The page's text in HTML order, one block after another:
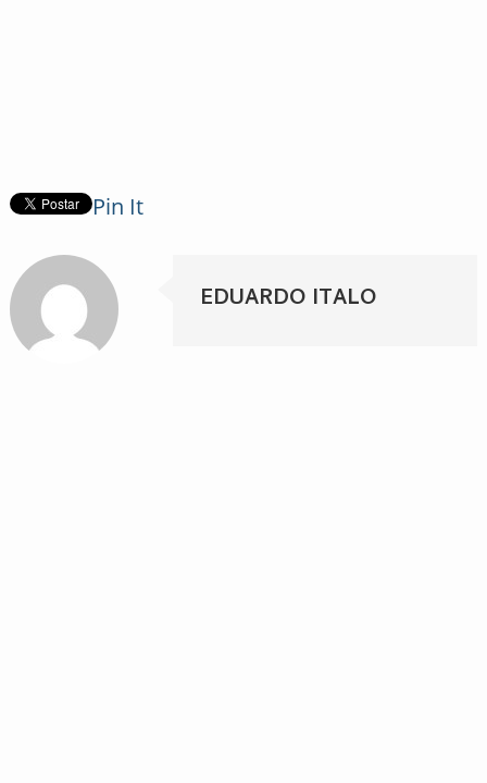
Pin It
EDUARDO ITALO